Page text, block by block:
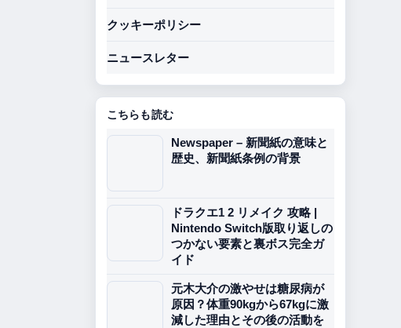
クッキーポリシー
ニュースレター
こちらも読む
Newspaper – 新聞紙の意味と
歴史、新聞紙条例の背景
ドラクエ1 2 リメイク 攻略 |
Nintendo Switch版取り返しの
つかない要素と裏ボス完全ガ
イド
元木大介の激やせは糖尿病が
原因？体重90kgから67kgに激
減した理由とその後の活動を